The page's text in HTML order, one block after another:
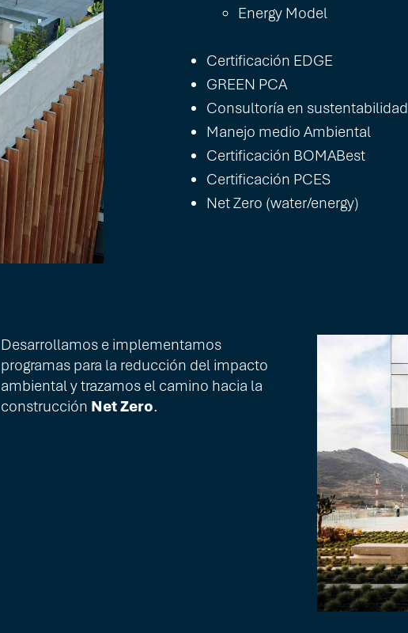
Energy Model
Certificación EDGE
GREEN PCA
Consultoría en sustentabilidad
Manejo medio Ambiental
Certificación BOMABest
Certificación PCES
Net Zero (water/energy)
Desarrollamos e implementamos
programas para la reducción del impacto
ambiental y trazamos el camino hacia la
construcción Net Zero.